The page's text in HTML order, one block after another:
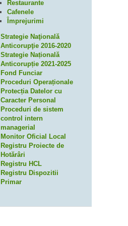
Restaurante
Cafenele
Împrejurimi
Strategie Naţională
Anticorupţie 2016-2020
Strategie Națională
Anticorupție 2021-2025
Fond Funciar
Proceduri Operaționale
Protecția Datelor cu
Caracter Personal
Proceduri de sistem
control intern
managerial
Monitor Oficial Local
Registru Proiecte de
Hotărâri
Registru HCL
Registru Dispozitii
Primar